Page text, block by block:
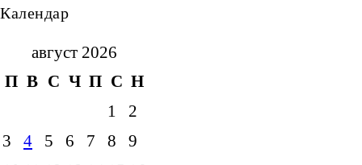
Календар
август 2026
П В С Ч П С Н
1
2
3
4 5 6 7 8
9